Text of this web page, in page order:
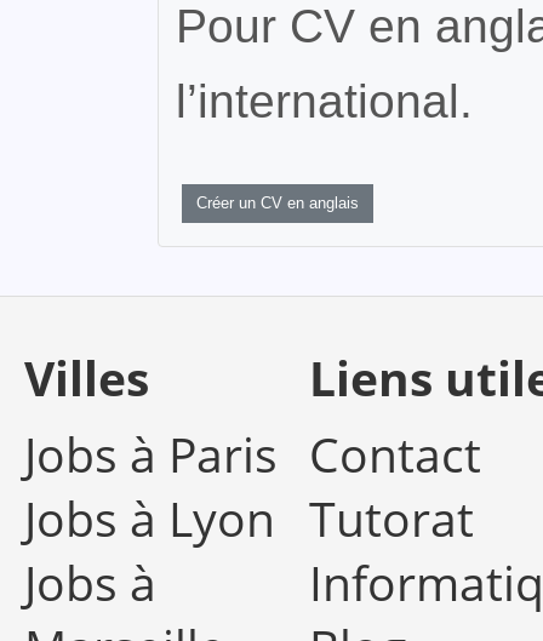
Pour CV en
l’international.
Créer un CV en anglais
Villes
Jobs à Paris
Jobs à Lyon
Jobs à
Liens
Contact
Tutorat